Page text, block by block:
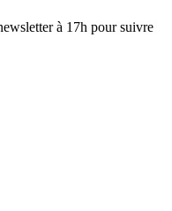
à 17h pour suivre